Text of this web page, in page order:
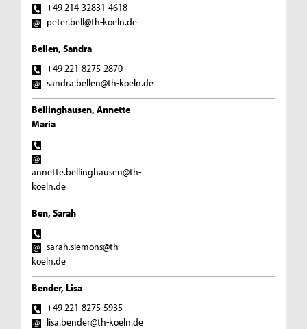
+49 214-32831-4618
peter.bell@th-koeln.de
Bellen, Sandra
+49 221-8275-2870
sandra.bellen@th-koeln.de
Bellinghausen, Annette
Maria
annette.bellinghausen@th-
koeln.de
Ben, Sarah
sarah.siemons@th-
koeln.de
Bender, Lisa
+49 221-8275-5935
lisa.bender@th-koeln.de